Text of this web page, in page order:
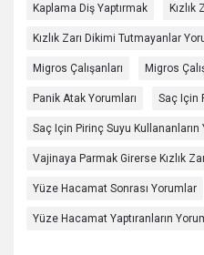
Kaplama Diş Yaptırmak
Kızlık Zarı Dikimi Tutmayanlar
Migros Çalışanları Migros
Panik Atak Yorumları Saç Için
Saç Için Pirinç Suyu Kullananların
Vajinaya Parmak Girerse Kızlık
Yüze Hacamat Sonrası Yorumlar
Yüze Hacamat Yaptıranların